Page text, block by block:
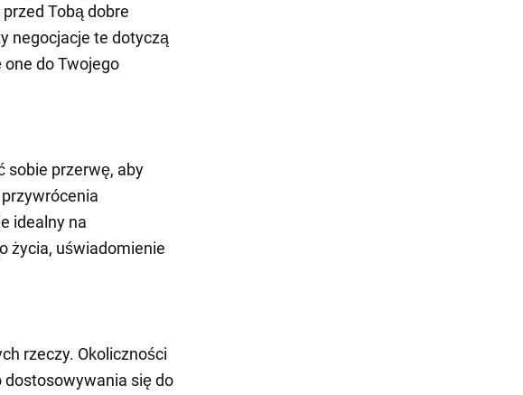
Tobą dobre
negocjacje te dotyczą
one do Twojego
sobie przerwę, aby
idealny na
życia, uświadomienie
rzeczy. Okoliczności
dostosowywania się do